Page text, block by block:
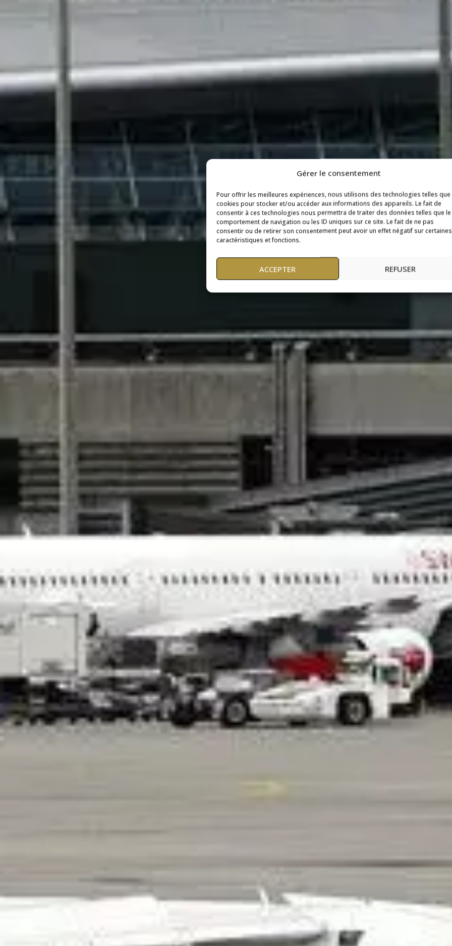
Gérer le consentement
Pour offrir les meilleures expériences, nous utilisons des technologies telles que
cookies pour stocker et/ou accéder aux informations des appareils. Le fait de
consentir à ces technologies nous permettra de traiter des données telles que le
comportement de navigation ou les ID uniques sur ce site. Le fait de ne pas
consentir ou de retirer son consentement peut avoir un effet négatif sur certaines
caractéristiques et fonctions.
ACCEPTER REFUSER